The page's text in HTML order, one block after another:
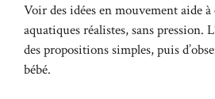
Voir des idées en mouvement aide
aquatiques réalistes, sans pression.
des propositions simples, puis
bébé.